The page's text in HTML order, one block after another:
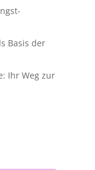
Basis der
Ihr Weg zur